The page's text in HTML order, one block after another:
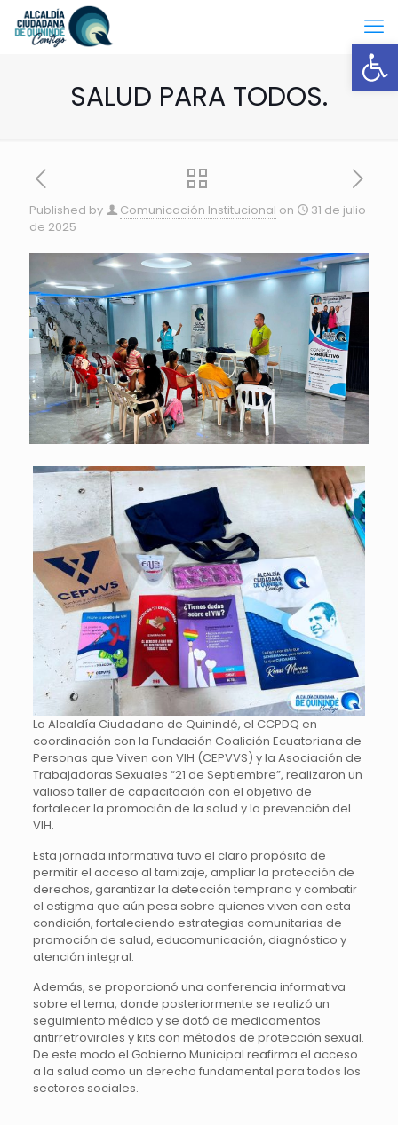
SALUD PARA TODOS.
Published by Comunicación Institucional on
31 de julio
de 2025
La Alcaldía Ciudadana de Quinindé, el CCPDQ en
coordinación con la Fundación Coalición Ecuatoriana de
Personas que Viven con VIH (CEPVVS) y la Asociación de
Trabajadoras Sexuales “21 de Septiembre”, realizaron un
valioso taller de capacitación con el objetivo de
fortalecer la promoción de la salud y la prevención del
VIH.
Esta jornada informativa tuvo el claro propósito de
permitir el acceso al tamizaje, ampliar la protección de
derechos, garantizar la detección temprana y combatir
el estigma que aún pesa sobre quienes viven con esta
condición, fortaleciendo estrategias comunitarias de
promoción de salud, educomunicación, diagnóstico y
atención integral.
Además, se proporcionó una conferencia informativa
sobre el tema, donde posteriormente se realizó un
seguimiento médico y se dotó de medicamentos
antirretrovirales y kits con métodos de protección sexual.
De este modo el Gobierno Municipal reafirma el acceso
a la salud como un derecho fundamental para todos los
sectores sociales.